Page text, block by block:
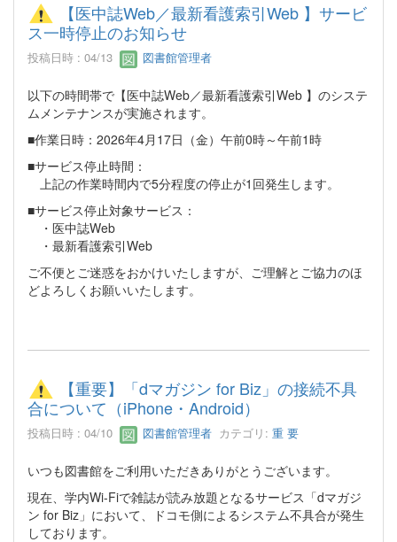
【医中誌Web／最新看護索引Web 】サービ
ス一時停止のお知らせ
投稿日時 : 04/13 図書館管理者
以下の時間帯で【医中誌Web／最新看護索引Web 】のシステ
ムメンテナンスが実施されます。
■作業日時：2026年4月17日（金）午前0時～午前1時
■サービス停止時間：
上記の作業時間内で5分程度の停止が1回発生します。
■サービス停止対象サービス：
・医中誌Web
・最新看護索引Web
ご不便とご迷惑をおかけいたしますが、ご理解とご協力のほ
どよろしくお願いいたします。
【重要】「dマガジン for Biz」の接続不具
合について（iPhone・Android）
投稿日時 : 04/10 図書館管理者 カテゴリ: 重 要
いつも図書館をご利用いただきありがとうございます。
現在、学内Wi-Fiで雑誌が読み放題となるサービス「dマガジ
ン for Biz」において、ドコモ側によるシステム不具合が発生
しております。